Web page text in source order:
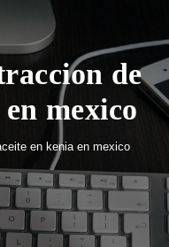
de
mexico
en kenia en mexico